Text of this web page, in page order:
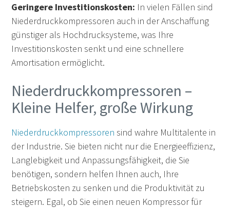
Geringere Investitionskosten: In vielen Fällen sind
Niederdruckkompressoren auch in der Anschaffung
günstiger als Hochdrucksysteme, was Ihre
Investitionskosten senkt und eine schnellere
Amortisation ermöglicht.
Niederdruckkompressoren –
Kleine Helfer, große Wirkung
Niederdruckkompressoren sind wahre Multitalente in
der Industrie. Sie bieten nicht nur die Energieeffizienz,
Langlebigkeit und Anpassungsfähigkeit, die Sie
benötigen, sondern helfen Ihnen auch, Ihre
Betriebskosten zu senken und die Produktivität zu
steigern. Egal, ob Sie einen neuen Kompressor für